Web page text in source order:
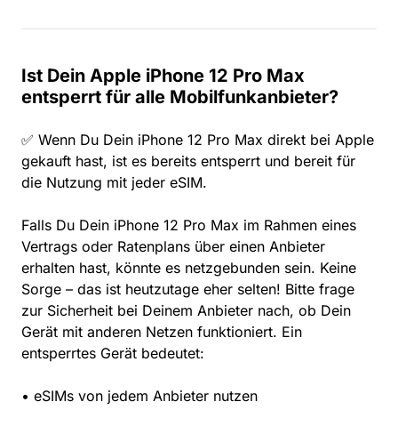
Ist Dein Apple iPhone 12 Pro Max
entsperrt für alle Mobilfunkanbieter?
✅ Wenn Du Dein iPhone 12 Pro Max direkt bei Apple
gekauft hast, ist es bereits entsperrt und bereit für
die Nutzung mit jeder eSIM.
Falls Du Dein iPhone 12 Pro Max im Rahmen eines
Vertrags oder Ratenplans über einen Anbieter
erhalten hast, könnte es netzgebunden sein. Keine
Sorge – das ist heutzutage eher selten! Bitte frage
zur Sicherheit bei Deinem Anbieter nach, ob Dein
Gerät mit anderen Netzen funktioniert. Ein
entsperrtes Gerät bedeutet:
• eSIMs von jedem Anbieter nutzen